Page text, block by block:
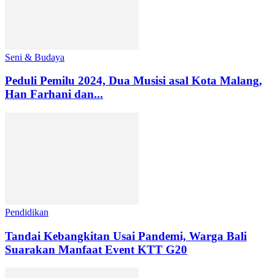
Seni & Budaya
Peduli Pemilu 2024, Dua Musisi asal Kota Malang,
Han Farhani dan...
Pendidikan
Tandai Kebangkitan Usai Pandemi, Warga Bali
Suarakan Manfaat Event KTT G20